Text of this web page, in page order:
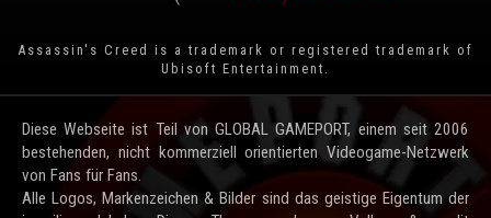
Assassin's Creed is a trademark or registered trademark of
Ubisoft Entertainment
Diese Webseite ist Teil von GLOBAL GAMEPORT, einem seit 2006
bestehenden, nicht kommerziell orientierten Videogame-Netzwerk
von Fans für Fans.
Alle Logos, Markenzeichen & Bilder sind das geistige Eigentum der